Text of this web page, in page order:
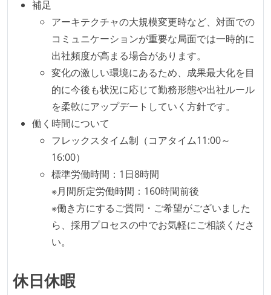
に準じるチーム内の打ち合わせを行っている
イテレーションの最後などに、定期的にチームでふり
かえりミーティングを行っている
タスク見積もりの単位には絶対量（人日など）ではな
く相対ポイントを用い、極力複数人の意見を調整する
形で行っている
継続的なデプロイ（デリバリー）を行っている
ワークフローの整備
全てのコードをバージョン管理ツールで管理している
各メンバーが実装したコードのマージは Pull Request
ベースで行われる
自動（＝システム化され、1コマンドで実行できる）
ビルド、自動デプロイ環境が整備されている
コードによるインフラ構成管理（Infrastructure as
補足
アーキテクチャの大規模変更時など、対面での
コミュニケーションが重要な局面では一時的に
出社頻度が高まる場合があります。
変化の激しい環境にあるため、成果最大化を目
的に今後も状況に応じて勤務形態や出社ルール
を柔軟にアップデートしていく方針です。
働く時間について
フレックスタイム制（コアタイム11:00～
16:00）
標準労働時間：1日8時間
※月間所定労働時間：160時間前後
※働き方にするご質問・ご希望がございました
ら、採用プロセスの中でお気軽にご相談くださ
い。
休日休暇